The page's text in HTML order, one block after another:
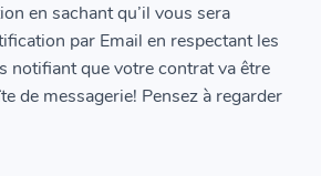
en sachant qu’il vous sera
par Email en respectant les
notifiant que votre contrat va être
de messagerie! Pensez à regarder